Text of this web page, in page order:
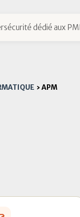
dédié aux
› APM